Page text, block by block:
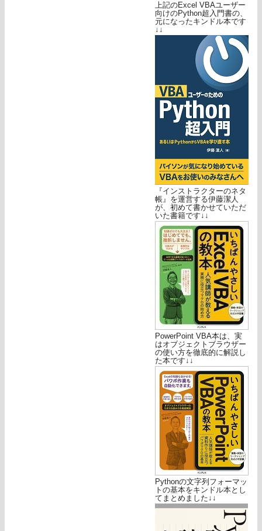
上記のExcel VBAユーザー
向けのPython超入門書の、
元になったキンドル本です
↓↓
『インストラクターのネタ
帳』を運営する伊藤潔人
が、初めて書かせていただ
いた書籍です↓↓
PowerPoint VBA本は、実
はオブジェクトブラウザー
の使い方を徹底的に解説し
た本です↓↓
Pythonの文字列フォーマッ
トの基本をキンドル本とし
てまとめました↓↓